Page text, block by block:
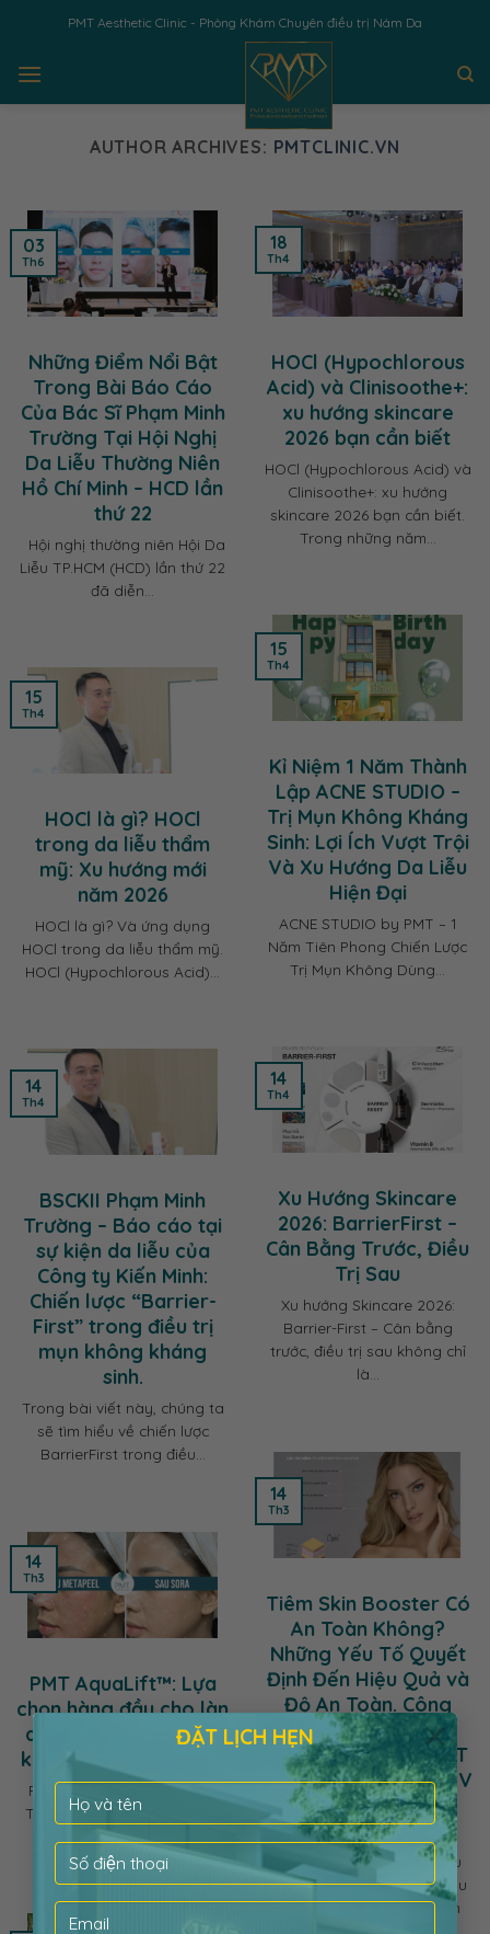
ĐẶT LỊCH HẸN ×
content
PMT Aesthetic Clinic - Phòng Khám Chuyên điều trị Nám Da
AUTHOR ARCHIVES: PMTCLINIC.VN
Những Điểm Nổi Bật
Trong Bài Báo Cáo
Của Bác Sĩ Phạm Minh
Trường Tại Hội Nghị
Da Liễu Thường Niên
Hồ Chí Minh – HCD lần
thứ 22
Hội nghị thường niên Hội Da
Liễu TP.HCM (HCD) lần thứ 22
đã diễn...
03
Th6
HOCl (Hypochlorous
Acid) và Clinisoothe+:
xu hướng skincare
2026 bạn cần biết
HOCl (Hypochlorous Acid) và
Clinisoothe+: xu hướng
skincare 2026 bạn cần biết.
Trong những năm...
18
Th4
Kỉ Niệm 1 Năm Thành
Lập ACNE STUDIO –
Trị Mụn Không Kháng
Sinh: Lợi Ích Vượt Trội
Và Xu Hướng Da Liễu
Hiện Đại
ACNE STUDIO by PMT – 1
Năm Tiên Phong Chiến Lược
Trị Mụn Không Dùng...
15
Th4
HOCl là gì? HOCl
trong da liễu thẩm
mỹ: Xu hướng mới
năm 2026
HOCl là gì? Và ứng dụng
HOCl trong da liễu thẩm mỹ.
HOCl (Hypochlorous Acid)...
15
Th4
Xu Hướng Skincare
2026: BarrierFirst –
Cân Bằng Trước, Điều
Trị Sau
Xu hướng Skincare 2026:
Barrier-First – Cân bằng
trước, điều trị sau không chỉ
là...
14
Th4
BSCKII Phạm Minh
Trường – Báo cáo tại
sự kiện da liễu của
Công ty Kiến Minh:
Chiến lược “Barrier-
First” trong điều trị
mụn không kháng
sinh.
Trong bài viết này, chúng ta
sẽ tìm hiểu về chiến lược
BarrierFirst trong điều...
14
Th4
Tiêm Skin Booster Có
An Toàn Không?
Những Yếu Tố Quyết
Định Đến Hiệu Quả và
Độ An Toàn. Công
Nghệ Skin Booster
Trong Liệu Trình PMT
AquaLift™: Opéra REV
Skin Booster
Evolution
Tiêm Skin Booster Có Hiệu
Quả Không? Khám Phá Liệu
Trình PMT AquaLift™ Tiêm
14
Th3
PMT AquaLift™: Lựa
chọn hàng đầu cho làn
da căng mịn, tươi trẻ
không cần phẫu thuật
PMT AquaLift™ Là Gì? Liệu
Trình Tiêm Trẻ Hóa Cấp Ẩm
Sâu Cho Làn Da...
14
Th3